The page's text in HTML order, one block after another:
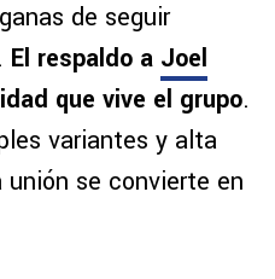
Romero también
claro hacia el cuerpo
de seguir
El respaldo aJoel
que vive el grupo